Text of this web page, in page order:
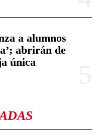
a alumnos
abrirán de
única